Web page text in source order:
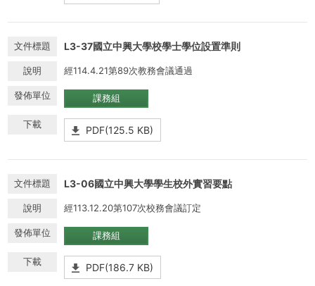
L3-37國立中興大學校學士學位設置準則
經114.4.21第89次教務會議通過
課務組
PDF(125.5 KB)
L3-06國立中興大學學生校外實習要點
經113.12.20第107次校務會議訂定
課務組
PDF(186.7 KB)